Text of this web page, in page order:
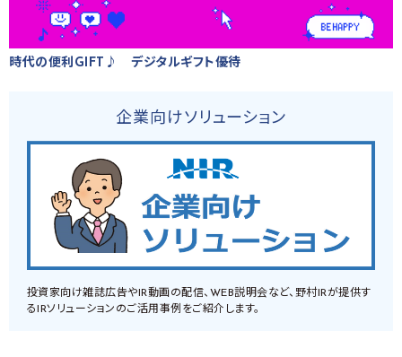
時代の便利GIFT♪ デジタルギフト優待
企業向けソリューション
投資家向け雑誌広告やIR動画の配信、WEB説明会など、野村IRが提供す
るIRソリューションのご活用事例をご紹介します。